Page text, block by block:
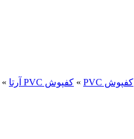
کفپوش PVC » کفپوش PVC آرتا »